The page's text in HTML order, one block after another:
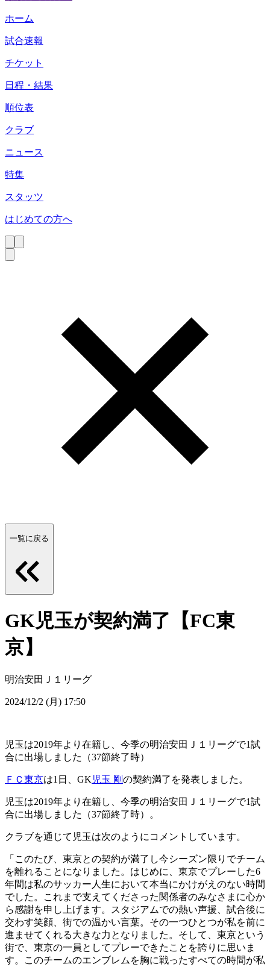
ホーム
試合速報
チケット
日程・結果
順位表
クラブ
ニュース
特集
スタッツ
はじめての方へ
一覧に戻る
GK児玉が契約満了【FC東
京】
明治安田Ｊ１リーグ
2024/12/2 (月) 17:50
児玉は2019年より在籍し、今季の明治安田Ｊ１リーグで1試
合に出場しました（37節終了時）
ＦＣ東京は1日、GK 児玉 剛の契約満了を発表しました。
児玉は2019年より在籍し、今季の明治安田Ｊ１リーグで1試
合に出場しました（37節終了時）。
クラブを通じて児玉は次のようにコメントしています。
「このたび、東京との契約が満了し今シーズン限りでチーム
を離れることになりました。はじめに、東京でプレーした6
年間は私のサッカー人生において本当にかけがえのない時間
でした。これまで支えてくださった関係者のみなさまに心か
ら感謝を申し上げます。スタジアムでの熱い声援、試合後に
交わす笑顔、街での温かい言葉。その一つひとつが私を前に
進ませてくれる大きな力となりました。そして、東京という
街で、東京の一員としてプレーできたことを誇りに思いま
す。このチームのエンブレムを胸に戦ったすべての時間が私